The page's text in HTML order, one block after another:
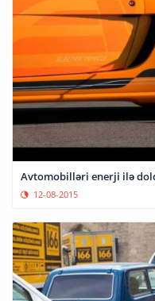
Avtomobilləri enerji ilə
12-08-2015